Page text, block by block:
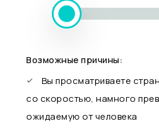
Возможные причины:
Вы просматриваете
со скоростью, намного
ожидаемую от человека